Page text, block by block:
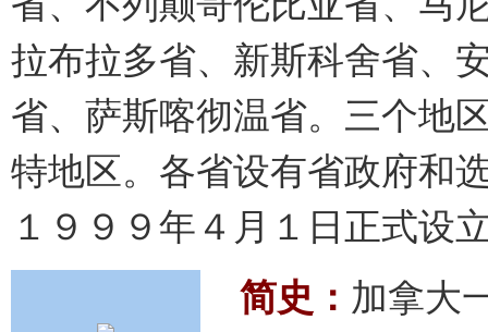
拉布拉多省、新斯科舍省、
省、萨斯喀彻温省。三个地
特地区。各省设有省政府和
１９９９年４月１日正式设
简史： 加拿大